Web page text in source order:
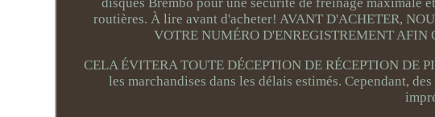
routières. À lire avant d'acheter! AVANT D'ACHETER,
VOTRE NUMÉRO D'ENREGISTREMENT
CELA ÉVITERA TOUTE DÉCEPTION DE RÉCEPTION DE
les marchandises dans les délais estimés. Cependant,